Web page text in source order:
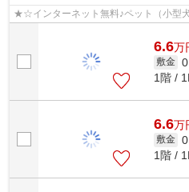
★☆インターネット無料♪ペット（小型
6.6万
敷金
1階 /
6.6万
敷金
1階 /